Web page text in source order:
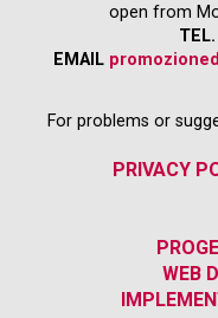
open from
EMAIL
For problems or
PRIVACY
WEB